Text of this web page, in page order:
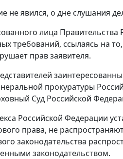
не явился, о дне слушания
лица
требований, ссылаясь на
прав заявителя.
прокуратуры
Суд Российской
Российской Федерации
права, не
законодательства
законодательством.